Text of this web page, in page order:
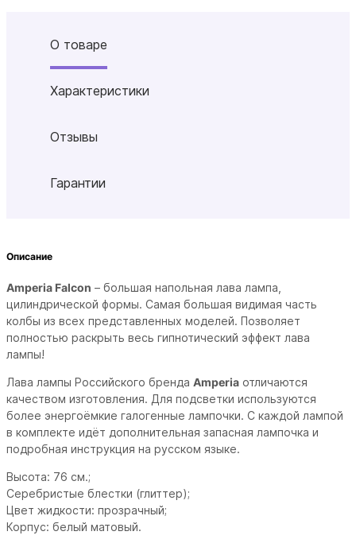
О товаре
Характеристики
Отзывы
Гарантии
Описание
Amperia Falcon – большая напольная лава лампа,
цилиндрической формы. Самая большая видимая часть
колбы из всех представленных моделей. Позволяет
полностью раскрыть весь гипнотический эффект лава
лампы!
Лава лампы Российского бренда Amperia отличаются
качеством изготовления. Для подсветки используются
более энергоёмкие галогенные лампочки. С каждой лампой
в комплекте идёт дополнительная запасная лампочка и
подробная инструкция на русском языке.
Высота: 76 см.;
Серебристые блестки (глиттер);
Цвет жидкости: прозрачный;
Корпус: белый матовый.